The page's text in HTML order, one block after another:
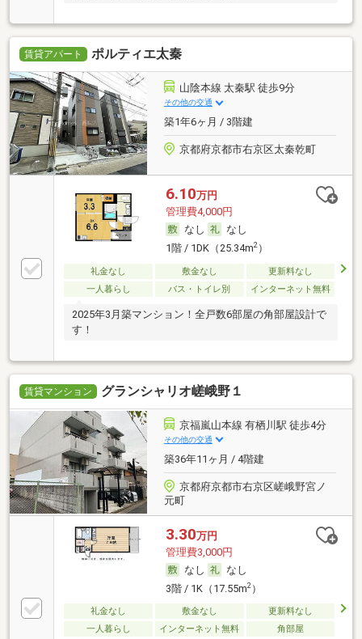
賃貸アパート ポルティエ太秦
山陰本線 太秦駅 徒歩9分
その他の交通
築1年6ヶ月 / 3階建
京都府京都市右京区太秦乾町
6.10万円
管理費4,000円
なし
なし
1階 / 1DK（25.34m2）
礼金なし 敷金なし
更新料なし
一人暮らし
バス・トイレ別 インターネット無料
2025年3月築マンション！全戸数6部屋の角部屋設計で
す！
賃貸マンション グランシャリオ嵯峨野１
京福嵐山本線 有栖川駅 徒歩4分
その他の交通
築36年11ヶ月 / 4階建
京都府京都市右京区嵯峨野宮ノ
元町
3.30万円
管理費3,000円
なし
なし
3階 / 1K（17.55m2）
礼金なし 敷金なし
更新料なし
一人暮らし
インターネット無料 角部屋